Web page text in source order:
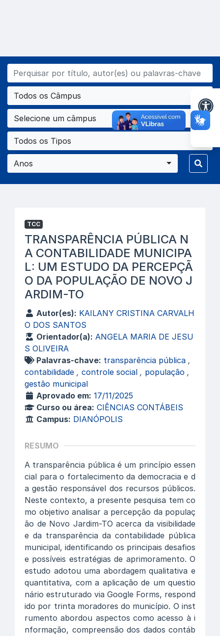
Todos os Câmpus
Selecione um câmpus
Todos os Tipos
Anos
TCC
TRANSPARÊNCIA PÚBLICA N
A CONTABILIDADE MUNICIPA
L: UM ESTUDO DA PERCEPÇÃ
O DA POPULAÇÃO DE NOVO J
ARDIM-TO
Autor(es): KAILANY CRISTINA CARVALH
O DOS SANTOS
Orientador(a): ANGELA MARIA DE JESU
S OLIVEIRA
Palavras-chave: transparência pública ,
contabilidade , controle social , população ,
gestão municipal
Aprovado em: 17/11/2025
Curso ou área: CIÊNCIAS CONTÁBEIS
Campus: DIANÓPOLIS
RESUMO
A transparência pública é um princípio essen
cial para o fortalecimento da democracia e d
a gestão responsável dos recursos públicos.
Neste contexto, a presente pesquisa tem co
mo objetivo analisar a percepção da populaç
ão de Novo Jardim-TO acerca da visibilidade
e da transparência da contabilidade pública
municipal, identificando os principais desafios
e possíveis estratégias de aprimoramento. O
estudo adotou uma abordagem qualitativa e
quantitativa, com a aplicação de um questio
nário estruturado via Google Forms, respond
ido por trinta moradores do município. O inst
rumento abordou aspectos como acesso à i
nformação, compreensão dos dados contáb